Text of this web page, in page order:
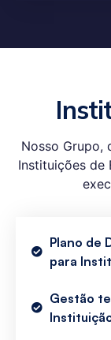
Nosso Grupo,
Instituições de
Plano de
para
Gestão